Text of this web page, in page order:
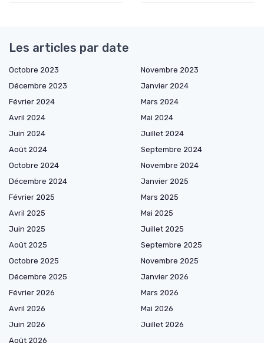
Les articles par date
Octobre 2023
Novembre 2023
Décembre 2023
Janvier 2024
Février 2024
Mars 2024
Avril 2024
Mai 2024
Juin 2024
Juillet 2024
Août 2024
Septembre 2024
Octobre 2024
Novembre 2024
Décembre 2024
Janvier 2025
Février 2025
Mars 2025
Avril 2025
Mai 2025
Juin 2025
Juillet 2025
Août 2025
Septembre 2025
Octobre 2025
Novembre 2025
Décembre 2025
Janvier 2026
Février 2026
Mars 2026
Avril 2026
Mai 2026
Juin 2026
Juillet 2026
Août 2026